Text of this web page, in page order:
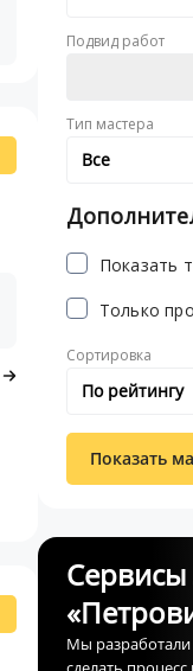
Подвид работ
Тип мастера
Все
Показать
Только
Сортировка
По рейтингу
Показать
Сервисы
Мы разработали